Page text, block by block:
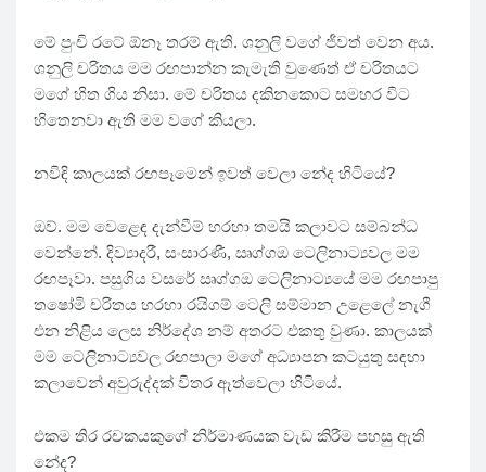
මේ පුංචි රටේ ඕනෑ තරම් ඇති. ශනුලි වගේ ජීවත් වෙන අය.
ශනුලි චරිතය මම රඟපාන්න කැමැති වුණෙත් ඒ චරිතයට
මගේ හිත ගිය නිසා. මේ චරිතය දකිනකොට සමහර විට
හිතෙනවා ඇති මම වගේ කියලා.
නවිඳි කාලයක් රඟපෑමෙන් ඉවත් වෙලා නේද හිටියේ?
ඔව්. මම වෙළෙඳ දැන්වීම් හරහා තමයි කලාවට සම්බන්ධ
වෙන්නේ. දිව්‍යාදරී, සංසාරණී, ඍග්ගඔ ටෙලිනාට්‍යවල මම
රඟපෑවා. පසුගිය වසරේ ඍග්ගඔ ටෙලිනාට්‍යයේ මම රඟපාපු
තෂෝමි චරිතය හරහා රයිගම් ටෙලි සම්මාන උළෙලේ නැගී
එන නිළිය ලෙස නිර්දේශ නම් අතරට එකතු වුණා. කාලයක්
මම ටෙලිනාට්‍යවල රඟපාලා මගේ අධ්‍යාපන කටයුතු සඳහා
කලාවෙන් අවුරුද්දක් විතර ඈත්වෙලා හිටියේ.
එකම තිර රචකයකුගේ නිර්මාණයක වැඩ කිරීම පහසු ඇති
නේද?